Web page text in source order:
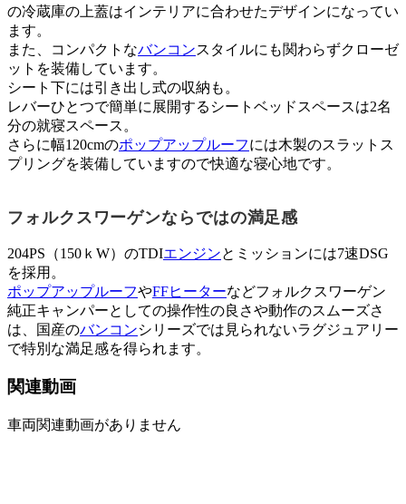
の冷蔵庫の上蓋はインテリアに合わせたデザインになってい
ます。
また、コンパクトなバンコンスタイルにも関わらずクローゼ
ットを装備しています。
シート下には引き出し式の収納も。
レバーひとつで簡単に展開するシートベッドスペースは2名
分の就寝スペース。
さらに幅120cmのポップアップルーフには木製のスラットス
プリングを装備していますので快適な寝心地です。
フォルクスワーゲンならではの満足感
204PS（150ｋW）のTDIエンジンとミッションには7速DSG
を採用。
ポップアップルーフやFFヒーターなどフォルクスワーゲン
純正キャンパーとしての操作性の良さや動作のスムーズさ
は、国産のバンコンシリーズでは見られないラグジュアリー
で特別な満足感を得られます。
関連動画
車両関連動画がありません